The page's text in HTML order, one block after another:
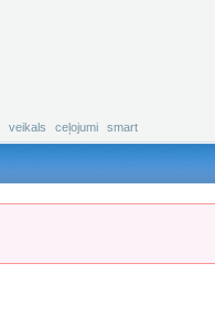
veikals ceļojumi smart